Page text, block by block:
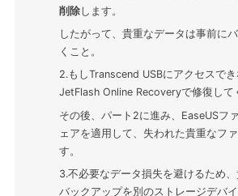
削除します。
したがって、貴重なデータは事前に
くこと。
2.もしTranscend USBにアクセスで
JetFlash Online Recoveryで修復して
その後、パート2に進み、EaseUSフ
ェアを適用して、失われた貴重なフ
す。
3.不必要なデータ損失を避けるため
バックアップを別のストレージデバ